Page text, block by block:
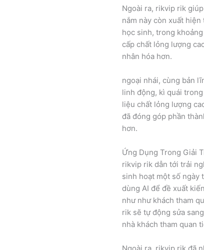
Ngoài ra, rikvip rik
nắm này còn xuất
học sinh, trong
cấp chất lỏng lượng
nhân hóa hơn.
ngoại nhái, cùng bản
linh động, kì quái
liệu chất lỏng lượng
đã đóng góp phần
hơn.
Ứng Dụng Trong Giải
rikvip rik dẫn tới trải
sinh hoạt một số ngày
dùng AI để đề xuất
như như khách tham
rik sẽ tự động sửa
nhà khách tham quan